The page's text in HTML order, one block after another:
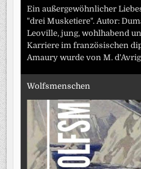
Ein außergewöhnlicher
"drei Musketiere". Autor:
Leoville, jung, wohlhabend
Karriere im französischen
Amaury wurde von M.
Wolfsmenschen